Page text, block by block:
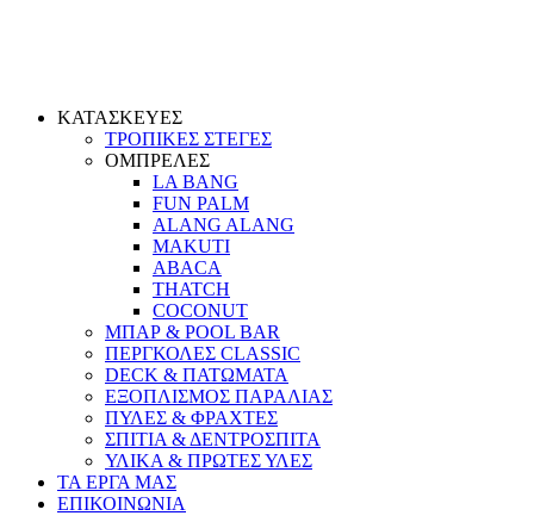
ΚΑΤΑΣΚΕΥΕΣ
ΤΡΟΠΙΚΕΣ ΣΤΕΓΕΣ
ΟΜΠΡΕΛΕΣ
LA BANG
FUN PALM
ALANG ALANG
MAKUTI
ABACA
THATCH
COCONUT
ΜΠΑΡ & POOL BAR
ΠΕΡΓΚΟΛΕΣ CLASSIC
DECK & ΠΑΤΩΜΑΤΑ
ΕΞΟΠΛΙΣΜΟΣ ΠΑΡΑΛΙΑΣ
ΠΥΛΕΣ & ΦΡΑΧΤΕΣ
ΣΠΙΤΙΑ & ΔΕΝΤΡΟΣΠΙΤΑ
ΥΛΙΚΑ & ΠΡΩΤΕΣ ΥΛΕΣ
ΤΑ ΕΡΓΑ ΜΑΣ
ΕΠΙΚΟΙΝΩΝΙΑ